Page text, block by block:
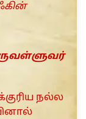
நல்ல